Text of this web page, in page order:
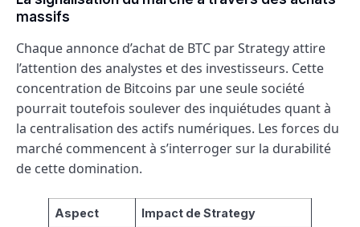
massifs
Chaque annonce d’achat de BTC par Strategy attire
l’attention des analystes et des investisseurs. Cette
concentration de Bitcoins par une seule société
pourrait toutefois soulever des inquiétudes quant à
la centralisation des actifs numériques. Les forces du
marché commencent à s’interroger sur la durabilité
de cette domination.
Aspect Impact de Strategy